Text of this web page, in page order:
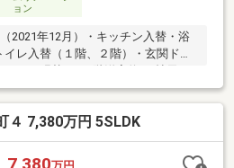
ョン
2021年12月）・キッチン入替・浴
レ入替（１階、２階）・玄関ドア
除く）、フローリング重ね張り ■
用可 大阪モノレール本線「柴原
線「豊中」駅徒歩１５分■３ＳＬ
４ 7,380万円 5SLDK